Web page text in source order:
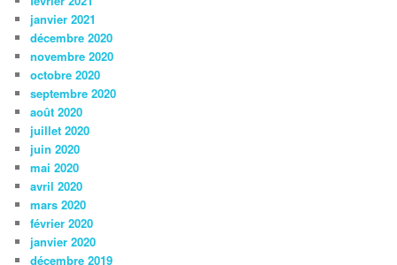
janvier 2021
décembre 2020
novembre 2020
octobre 2020
septembre 2020
août 2020
juillet 2020
juin 2020
mai 2020
avril 2020
mars 2020
février 2020
janvier 2020
décembre 2019